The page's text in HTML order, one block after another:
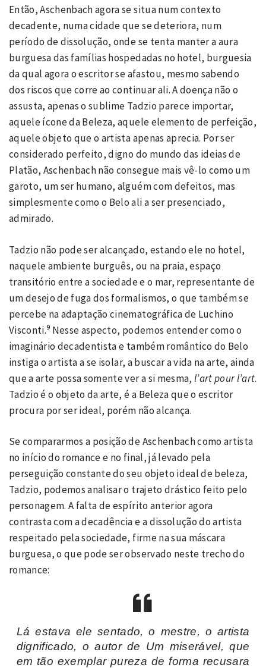
Então, Aschenbach agora se situa num contexto
decadente, numa cidade que se deteriora, num
período de dissolução, onde se tenta manter a aura
burguesa das famílias hospedadas no hotel, burguesia
da qual agora o escritor se afastou, mesmo sabendo
dos riscos que corre ao continuar ali. A doença não o
assusta, apenas o sublime Tadzio parece importar,
aquele ícone da Beleza, aquele elemento de perfeição,
aquele objeto que o artista apenas aprecia. Por ser
considerado perfeito, digno do mundo das ideias de
Platão, Aschenbach não consegue mais vê-lo como um
garoto, um ser humano, alguém com defeitos, mas
simplesmente como o Belo ali a ser presenciado,
admirado.
Tadzio não pode ser alcançado, estando ele no hotel,
naquele ambiente burguês, ou na praia, espaço
transitório entre a sociedade e o mar, representante de
um desejo de fuga dos formalismos, o que também se
percebe na adaptação cinematográfica de Luchino
Visconti.9 Nesse aspecto, podemos entender como o
imaginário decadentista e também romântico do Belo
instiga o artista a se isolar, a buscar a vida na arte, ainda
que a arte possa somente ver a si mesma, l’art pour l’art.
Tadzio é o objeto da arte, é a Beleza que o escritor
procura por ser ideal, porém não alcança.
Se compararmos a posição de Aschenbach como artista
no início do romance e no final, já levado pela
perseguição constante do seu objeto ideal de beleza,
Tadzio, podemos analisar o trajeto drástico feito pelo
personagem. A falta de espírito anterior agora
contrasta com a decadência e a dissolução do artista
respeitado pela sociedade, firme na sua máscara
burguesa, o que pode ser observado neste trecho do
romance:
Lá estava ele sentado, o mestre, o artista
dignificado, o autor de Um miserável, que
em tão exemplar pureza de forma recusara